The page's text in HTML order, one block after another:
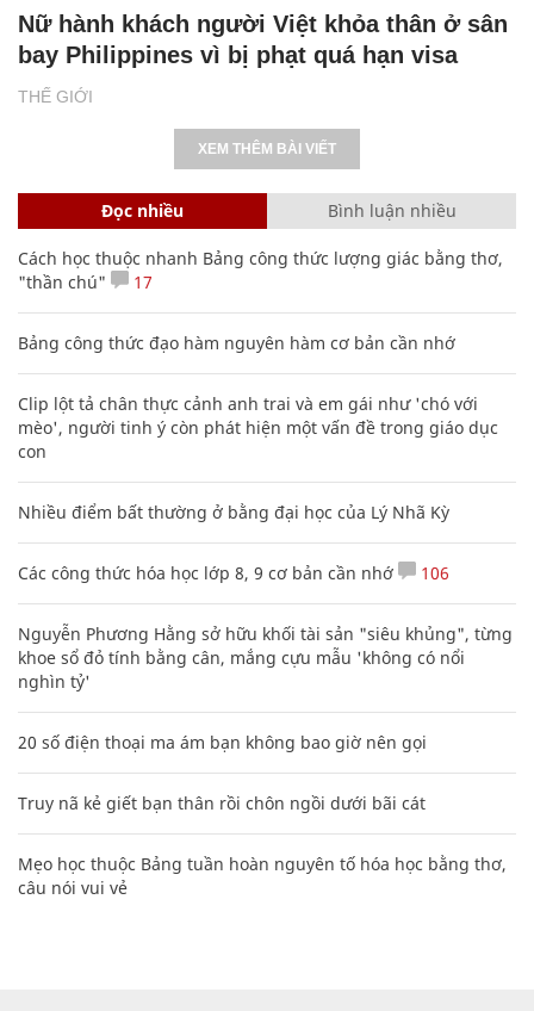
THẾ GIỚI
Nữ hành khách người Việt khỏa thân ở sân
bay Philippines vì bị phạt quá hạn visa
XEM THÊM BÀI VIẾT
Đọc nhiều Bình luận nhiều
Cách học thuộc nhanh Bảng công thức lượng giác bằng thơ,
"thần chú"
17
Bảng công thức đạo hàm nguyên hàm cơ bản cần nhớ
Clip lột tả chân thực cảnh anh trai và em gái như 'chó với
mèo', người tinh ý còn phát hiện một vấn đề trong giáo dục
con
Nhiều điểm bất thường ở bằng đại học của Lý Nhã Kỳ
Các công thức hóa học lớp 8, 9 cơ bản cần nhớ 106
Nguyễn Phương Hằng sở hữu khối tài sản "siêu khủng", từng
khoe sổ đỏ tính bằng cân, mắng cựu mẫu 'không có nổi
nghìn tỷ'
20 số điện thoại ma ám bạn không bao giờ nên gọi
Truy nã kẻ giết bạn thân rồi chôn ngồi dưới bãi cát
Mẹo học thuộc Bảng tuần hoàn nguyên tố hóa học bằng thơ,
câu nói vui vẻ